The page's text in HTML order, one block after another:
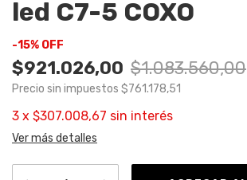
led C7-5 COXO
-15% OFF
$921.026,00 $1.083.560,00
Precio sin impuestos $761.178,51
3 x $307.008,67 sin interés
Ver más detalles